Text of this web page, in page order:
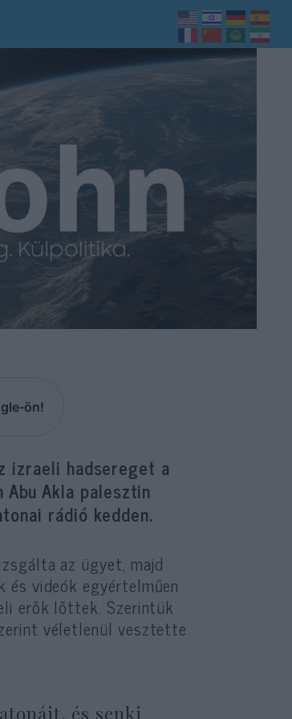
ön!
izraeli hadsereget a
Akla palesztin
rádió kedden.
az ügyet, majd
videók egyértelműen
erők lőttek. Szerintük
véletlenül vesztette
és senki